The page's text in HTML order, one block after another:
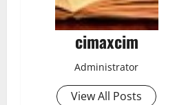
cimaxcim
Administrator
View All Posts